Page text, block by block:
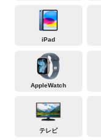
iPad
AppleWatch
テレビ